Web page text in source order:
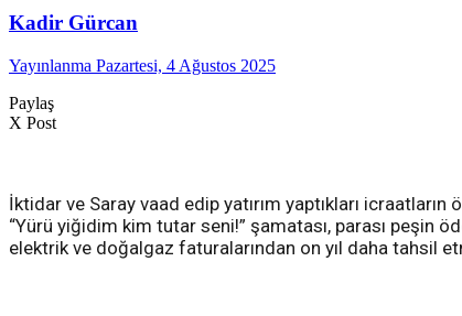
Kadir Gürcan
Yayınlanma Pazartesi, 4 Ağustos 2025
Paylaş
X Post
İktidar ve Saray vaad edip yatırım yaptıkları
“Yürü yiğidim kim tutar seni!” şamatası, parası peşin
elektrik ve doğalgaz faturalarından on yıl daha tahsil